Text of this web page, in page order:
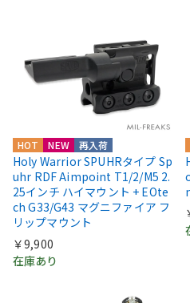
HOT NEW 再入荷
Holy Warrior SPUHRタイプ Sp
uhr RDF Aimpoint T1/2/M5 2.
25インチ ハイマウント + EOte
ch G33/G43 マグニファイア フ
リップマウント
￥9,900
在庫あり